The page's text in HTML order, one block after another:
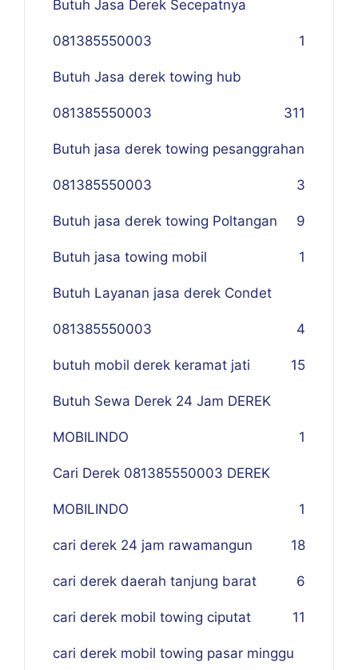
Butuh Jasa Derek Secepatnya
081385550003 1
Butuh Jasa derek towing hub
081385550003 311
Butuh jasa derek towing pesanggrahan
081385550003 3
Butuh jasa derek towing Poltangan 9
Butuh jasa towing mobil 1
Butuh Layanan jasa derek Condet
081385550003 4
butuh mobil derek keramat jati 15
Butuh Sewa Derek 24 Jam DEREK
MOBILINDO 1
Cari Derek 081385550003 DEREK
MOBILINDO 1
cari derek 24 jam rawamangun 18
cari derek daerah tanjung barat 6
cari derek mobil towing ciputat 11
cari derek mobil towing pasar minggu